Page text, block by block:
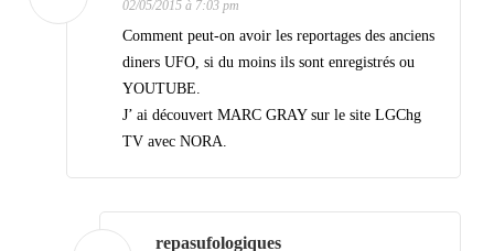
o
02/05/2015 à 7:03 pm
Comment peut-on avoir les reportages des anciens
diners UFO, si du moins ils sont enregistrés ou
YOUTUBE.
J’ ai découvert MARC GRAY sur le site LGChg
TV avec NORA.
repasufologiques